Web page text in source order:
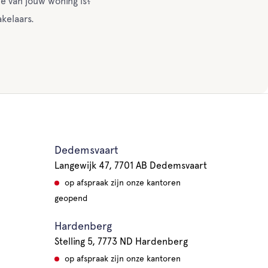
Dedemsvaart
Langewijk 47, 7701 AB Dedemsvaart
op afspraak zijn onze kantoren
geopend
Hardenberg
Stelling 5, 7773 ND Hardenberg
op afspraak zijn onze kantoren